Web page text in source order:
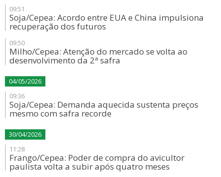
09:51
Soja/Cepea: Acordo entre EUA e China impulsiona
recuperação dos futuros
09:50
Milho/Cepea: Atenção do mercado se volta ao
desenvolvimento da 2ª safra
04/05/2026
09:36
Soja/Cepea: Demanda aquecida sustenta preços
mesmo com safra recorde
30/04/2026
11:28
Frango/Cepea: Poder de compra do avicultor
paulista volta a subir após quatro meses